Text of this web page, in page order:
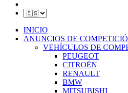
INICIO
ANUNCIOS DE
VEHÍCULOS DE
PEUGEOT
CITROËN
RENAULT
BMW
MITSUBISHI